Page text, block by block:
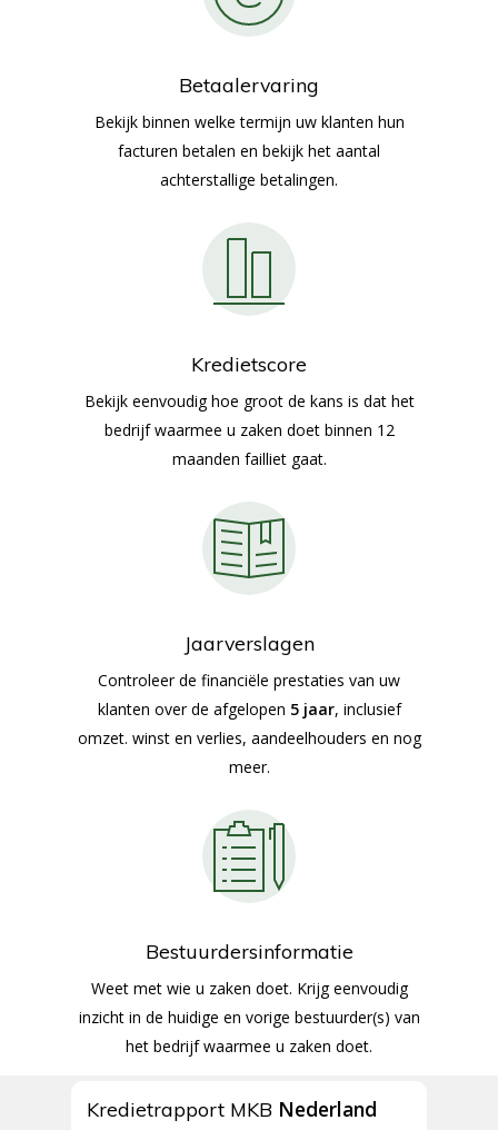
Betaalervaring
Bekijk binnen welke termijn uw klanten hun
facturen betalen en bekijk het aantal
achterstallige betalingen.
Kredietscore
Bekijk eenvoudig hoe groot de kans is dat het
bedrijf waarmee u zaken doet binnen 12
maanden failliet gaat.
Jaarverslagen
Controleer de financiële prestaties van uw
klanten over de afgelopen 5 jaar, inclusief
omzet. winst en verlies, aandeelhouders en nog
meer.
Bestuurdersinformatie
Weet met wie u zaken doet. Krijg eenvoudig
inzicht in de huidige en vorige bestuurder(s) van
het bedrijf waarmee u zaken doet.
Kredietrapport MKB Nederland